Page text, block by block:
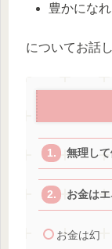
豊かにな
についてお話
無理し
お金は
お金は幻